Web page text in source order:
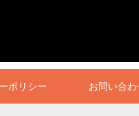
ポリシー お問い合わ